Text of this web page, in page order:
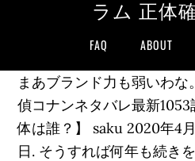
ラム 正体
FAQ ABOUT
まあブランド力も弱いわ
偵コナンネタバレ最新
体は誰？】 saku 2020年4
日. そうすれば何年も続き